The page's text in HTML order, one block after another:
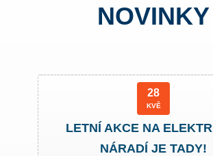
NOVINKY
28
KVĚ
LETNÍ AKCE NA
NÁRADÍ JE TADY!